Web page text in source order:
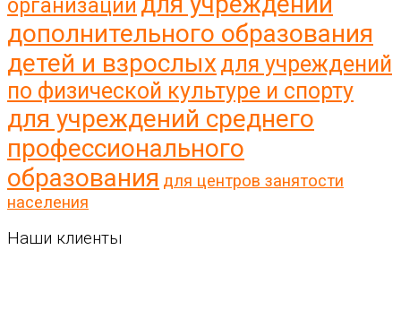
организаций
дополнительного образования
детей и взрослых для учреждений
по физической культуре и спорту
для учреждений среднего
профессионального
образования для центров занятости
населения
Наши клиенты